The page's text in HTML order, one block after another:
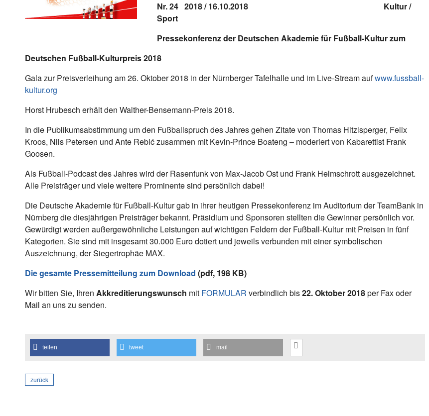
Nr. 24 2018 / 16.10.2018 Kultur /
Sport
Pressekonferenz der Deutschen Akademie für Fußball-Kultur zum
Deutschen Fußball-Kulturpreis 2018
Gala zur Preisverleihung am 26. Oktober 2018 in der Nürnberger Tafelhalle und im Live-Stream aufwww.fussball-
kultur.org
Horst Hrubesch erhält den Walther-Bensemann-Preis 2018.
In die Publikumsabstimmung um den Fußballspruch des Jahres gehen Zitate von Thomas Hitzlsperger, Felix
Kroos, Nils Petersen und Ante Rebić zusammen mit Kevin-Prince Boateng – moderiert von Kabarettist Frank
Goosen.
Als Fußball-Podcast des Jahres wird der Rasenfunk von Max-Jacob Ost und Frank Helmschrott ausgezeichnet.
Alle Preisträger und viele weitere Prominente sind persönlich dabei!
Die Deutsche Akademie für Fußball-Kultur gab in ihrer heutigen Pressekonferenz im Auditorium der TeamBank in
Nürnberg die diesjährigen Preisträger bekannt. Präsidium und Sponsoren stellten die Gewinner persönlich vor.
Gewürdigt werden außergewöhnliche Leistungen auf wichtigen Feldern der Fußball-Kultur mit Preisen in fünf
Kategorien. Sie sind mit insgesamt 30.000 Euro dotiert und jeweils verbunden mit einer symbolischen
Auszeichnung, der Siegertrophäe MAX.
Die gesamte Pressemitteilung zum Download (pdf, 198 KB)
Wir bitten Sie, Ihren Akkreditierungswunsch mit FORMULAR verbindlich bis22. Oktober 2018per Fax oder
Mail an uns zu senden.
teilen tweet mail
zurück